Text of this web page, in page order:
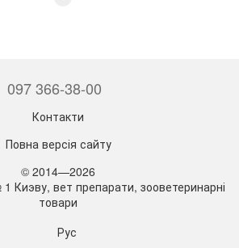
097 366-38-00
Контакти
Повна версія сайту
© 2014—2026
Киэву, вет препарати, зооветеринарні
товари
Рус